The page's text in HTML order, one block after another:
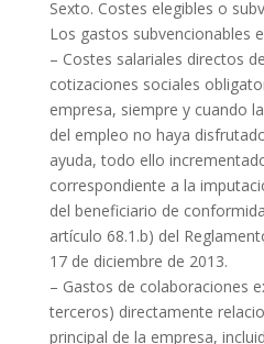
Sexto. Costes elegibles o
Los gastos subvencionables
– Costes salariales directos
cotizaciones sociales
empresa, siempre y cuando
del empleo no haya
ayuda, todo ello
correspondiente a la
del beneficiario de
artículo 68.1.b) del
17 de diciembre de 2013.
– Gastos de colaboraciones
terceros) directamente
principal de la empresa,